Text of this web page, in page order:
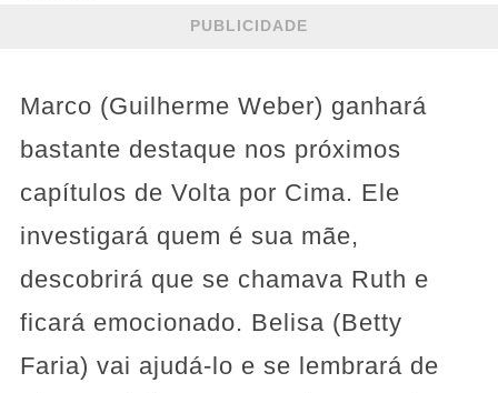
PUBLICIDADE
Marco (Guilherme Weber) ganhará
bastante destaque nos próximos
capítulos de Volta por Cima. Ele
investigará quem é sua mãe,
descobrirá que se chamava Ruth e
ficará emocionado. Belisa (Betty
Faria) vai ajudá-lo e se lembrará de